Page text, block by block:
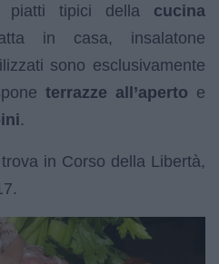
piatti tipici della cucina
in casa, insalatone
sono esclusivamente
terrazze all’aperto e
.
in Corso della Libertà,